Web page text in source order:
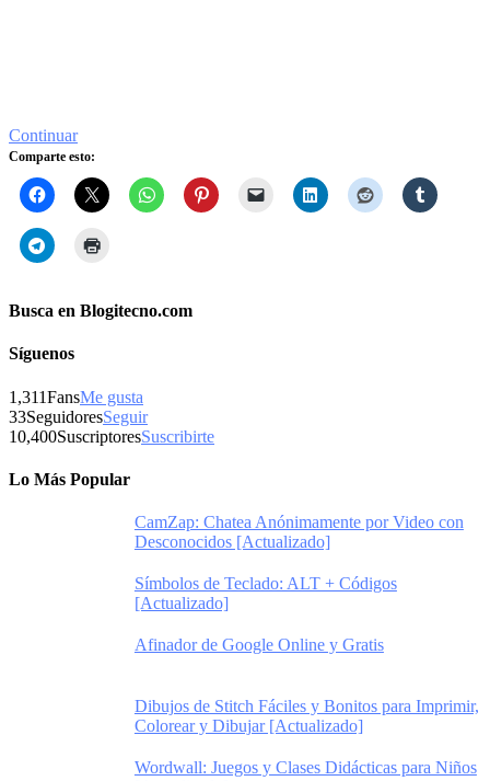
Continuar
Comparte esto:
Busca en Blogitecno.com
Síguenos
1,311FansMe gusta
33SeguidoresSeguir
10,400SuscriptoresSuscribirte
Lo Más Popular
CamZap: Chatea Anónimamente por Video con
Desconocidos [Actualizado]
Símbolos de Teclado: ALT + Códigos
[Actualizado]
Afinador de Google Online y Gratis
Dibujos de Stitch Fáciles y Bonitos para Imprimir,
Colorear y Dibujar [Actualizado]
Wordwall: Juegos y Clases Didácticas para Niños